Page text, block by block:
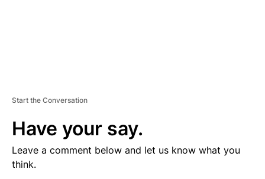
Start the Conversation
Have your say.
Leave a comment below and let us know what you
think.